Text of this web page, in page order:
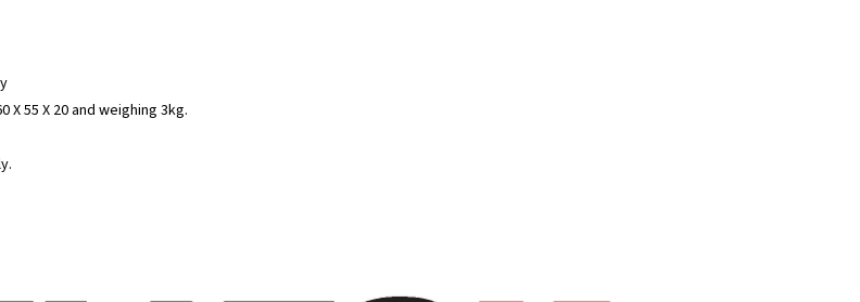
X 55 X 20 and weighing 3kg.